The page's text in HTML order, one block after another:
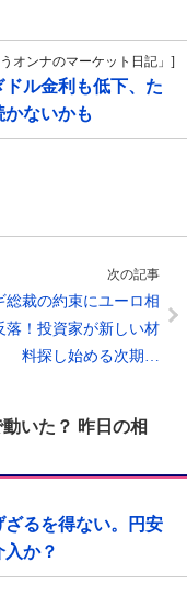
オンナのマーケット日記」]
ル金利も低下、た
ないかも
次の記事
総裁の約束にユーロ相
落！投資家が新しい材
料探し始める次期…
いた？ 昨日の相
るを得ない。円安
か？